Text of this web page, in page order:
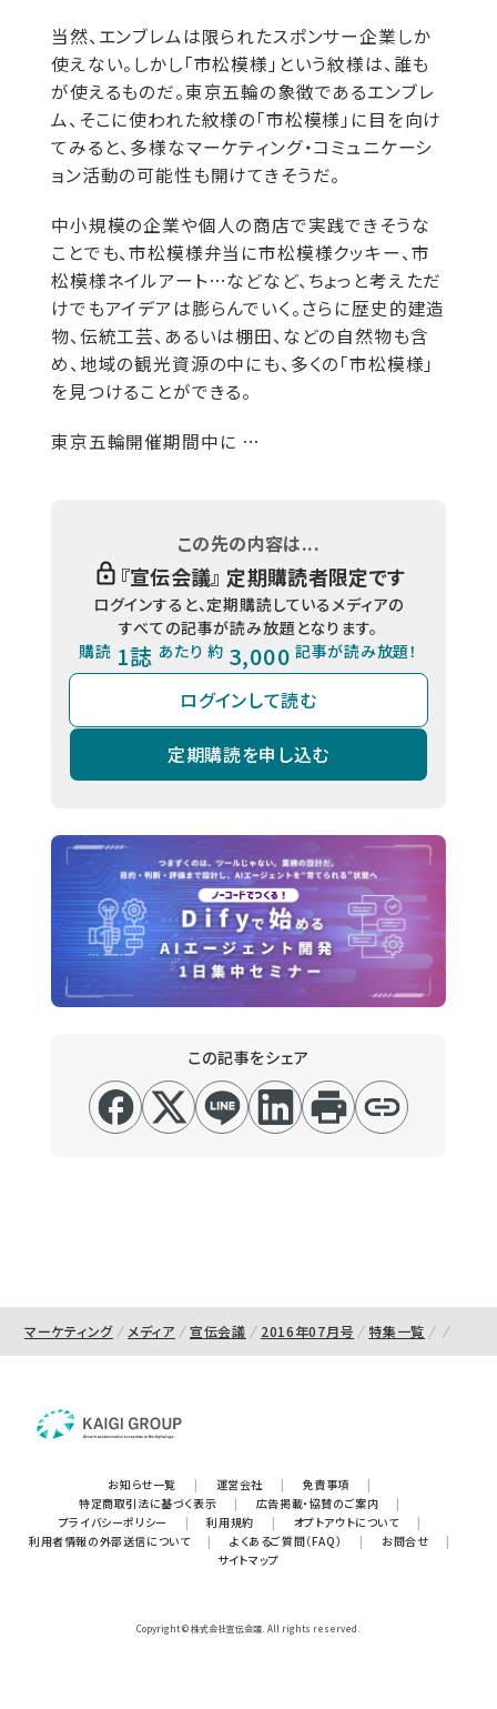
当然、エンブレムは限られたスポンサー企業しか
使えない。しかし「市松模様」という紋様は、誰も
が使えるものだ。東京五輪の象徴であるエンブレ
ム、そこに使われた紋様の「市松模様」に目を向け
てみると、多様なマーケティング・コミュニケーシ
ョン活動の可能性も開けてきそうだ。
中小規模の企業や個人の商店で実践できそうな
ことでも、市松模様弁当に市松模様クッキー、市
松模様ネイルアート…などなど、ちょっと考えただ
けでもアイデアは膨らんでいく。さらに歴史的建造
物、伝統工芸、あるいは棚田、などの自然物も含
め、地域の観光資源の中にも、多くの「市松模様」
を見つけることができる。
東京五輪開催期間中に …
この先の内容は...
『宣伝会議』 定期購読者限定です
ログインすると、定期購読しているメディアの
すべての記事が読み放題となります。
購読 1誌 あたり 約 3,000 記事が読み放題！
ログインして読む
定期購読を申し込む
この記事をシェア
マーケティング メディア 宣伝会議 2016年07月号 特集一覧
お知らせ一覧 | 運営会社 | 免責事項
|
特定商取引法に基づく表示
| 広告掲載・協賛のご案内
|
プライバシーポリシー
| 利用規約 | オプトアウトについて
|
利用者情報の外部送信について
| よくあるご質問（FAQ） | お問合せ
|
サイトマップ
Copyright © 株式会社宣伝会議. All rights reserved.